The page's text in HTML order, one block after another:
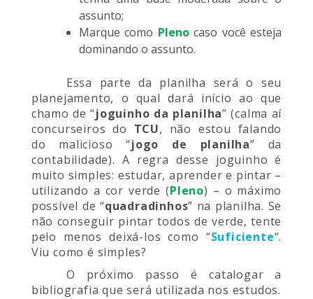
assunto;
Marque como Plenocaso você esteja
dominando o assunto.
Essa parte da planilha será o seu
planejamento, o qual dará início ao que
chamo de “joguinho da planilha” (calma aí
concurseiros do TCU, não estou falando
do malicioso “jogo de planilha” da
contabilidade). A regra desse joguinho é
muito simples: estudar, aprender e pintar –
utilizando a cor verde (Pleno) – o máximo
possível de “quadradinhos” na planilha. Se
não conseguir pintar todos de verde, tente
pelo menos deixá-los como “Suficiente“.
Viu como é simples?
O próximo passo é catalogar a
bibliografia que será utilizada nos estudos.